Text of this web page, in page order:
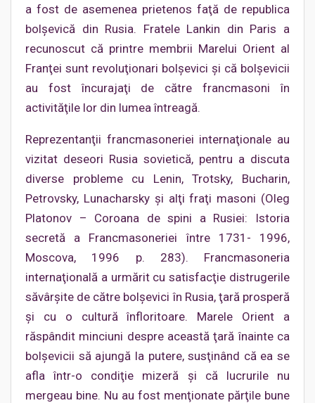
a fost de asemenea prietenos faţă de republica
bolşevică din Rusia. Fratele Lankin din Paris a
recunoscut că printre membrii Marelui Orient al
Franţei sunt revoluţionari bolşevici şi că bolşevicii
au fost încurajaţi de către francmasoni în
activităţile lor din lumea întreagă.
Reprezentanţii francmasoneriei internaţionale au
vizitat deseori Rusia sovietică, pentru a discuta
diverse probleme cu Lenin, Trotsky, Bucharin,
Petrovsky, Lunacharsky şi alţi fraţi masoni (Oleg
Platonov – Coroana de spini a Rusiei: Istoria
secretă a Francmasoneriei între 1731- 1996,
Moscova, 1996 p. 283). Francmasoneria
internaţională a urmărit cu satisfacţie distrugerile
săvârşite de către bolşevici în Rusia, ţară prosperă
şi cu o cultură înfloritoare. Marele Orient a
răspândit minciuni despre această ţară înainte ca
bolşevicii să ajungă la putere, susţinând că ea se
afla într-o condiţie mizeră şi că lucrurile nu
mergeau bine. Nu au fost menţionate părţile bune